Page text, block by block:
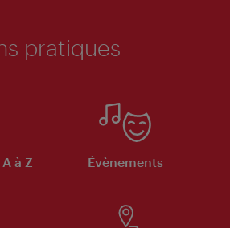
pratiques
à Z Évènements